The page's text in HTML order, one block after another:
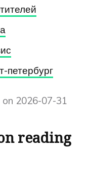
петербург
on 2026-07-31
reading